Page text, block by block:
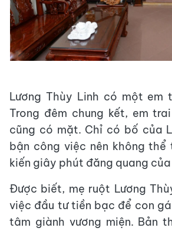
Lương Thùy Linh có một em
Trong đêm chung kết, em
cũng có mặt. Chỉ có bố của
bận công việc nên không
kiến giây phút đăng quang
Được biết, mẹ ruột Lương
việc đầu tư tiền bạc để con
tâm giành vương miện. Bản